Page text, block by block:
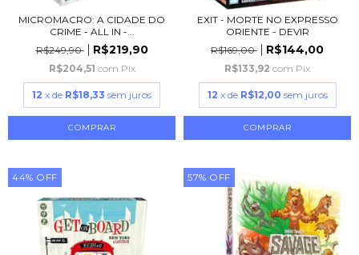
MICROMACRO: A CIDADE DO
CRIME - ALL IN -...
R$249,90
R$219,90
R$204,51 com Pix
12 x de R$18,33 sem juros
EXIT - MORTE NO EXPRESSO
ORIENTE - DEVIR
R$169,00
R$144,00
R$133,92 com Pix
12 x de R$12,00 sem juros
44% OFF 57% OFF